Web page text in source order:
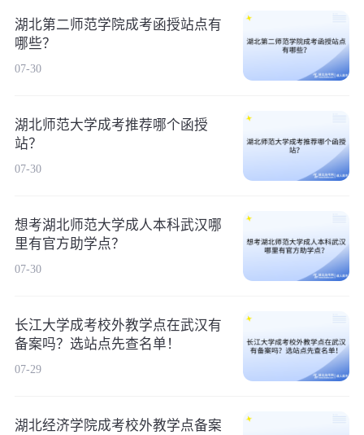
湖北第二师范学院成考函授站点有
哪些？
07-30
湖北师范大学成考推荐哪个函授
站？
07-30
想考湖北师范大学成人本科武汉哪
里有官方助学点？
07-30
长江大学成考校外教学点在武汉有
备案吗？选站点先查名单！
07-29
湖北经济学院成考校外教学点备案